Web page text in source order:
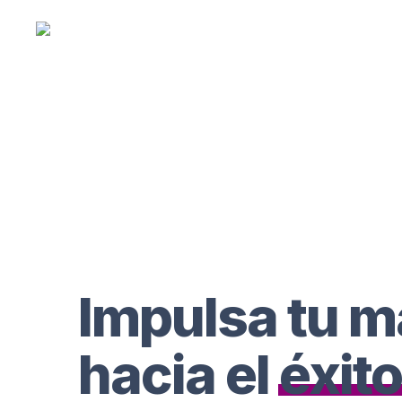
Impulsa tu
hacia eléxito